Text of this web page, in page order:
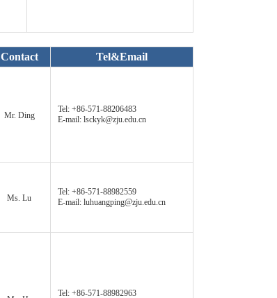
Contact Tel&Email
Mr. Ding
Tel: +86-571-88206483
E-mail: lsckyk@zju.edu.cn
Ms. Lu
Tel: +86-571-88982559
E-mail: luhuangping@zju.edu.cn
Tel: +86-571-88982963